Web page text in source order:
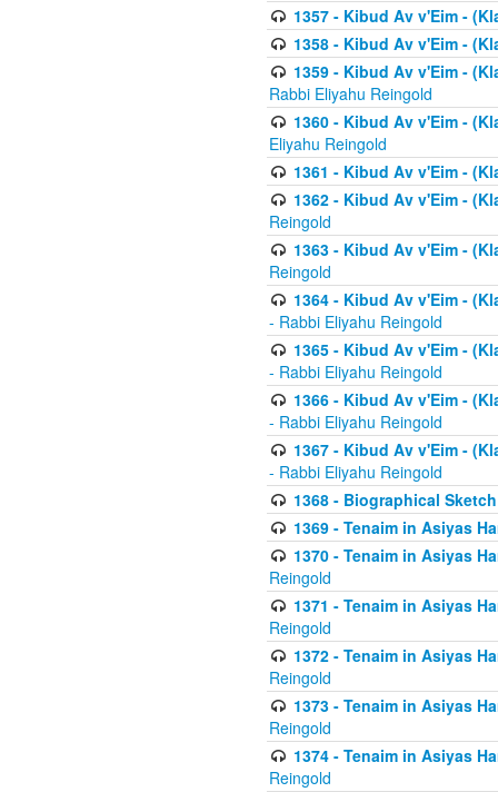
1357 - Kibud Av v'Eim -
1358 - Kibud Av v'Eim -
1359 - Kibud Av v'Eim -
Rabbi Eliyahu Reingold
1360 - Kibud Av v'Eim -
Eliyahu Reingold
1361 - Kibud Av v'Eim -
1362 - Kibud Av v'Eim -
Reingold
1363 - Kibud Av v'Eim -
Reingold
1364 - Kibud Av v'Eim -
- Rabbi Eliyahu Reingold
1365 - Kibud Av v'Eim -
- Rabbi Eliyahu Reingold
1366 - Kibud Av v'Eim -
- Rabbi Eliyahu Reingold
1367 - Kibud Av v'Eim -
- Rabbi Eliyahu Reingold
1368 - Biographical
1369 - Tenaim in Asiyas
1370 - Tenaim in Asiyas
Reingold
1371 - Tenaim in Asiyas
Reingold
1372 - Tenaim in Asiyas
Reingold
1373 - Tenaim in Asiyas
Reingold
1374 - Tenaim in Asiyas
Reingold